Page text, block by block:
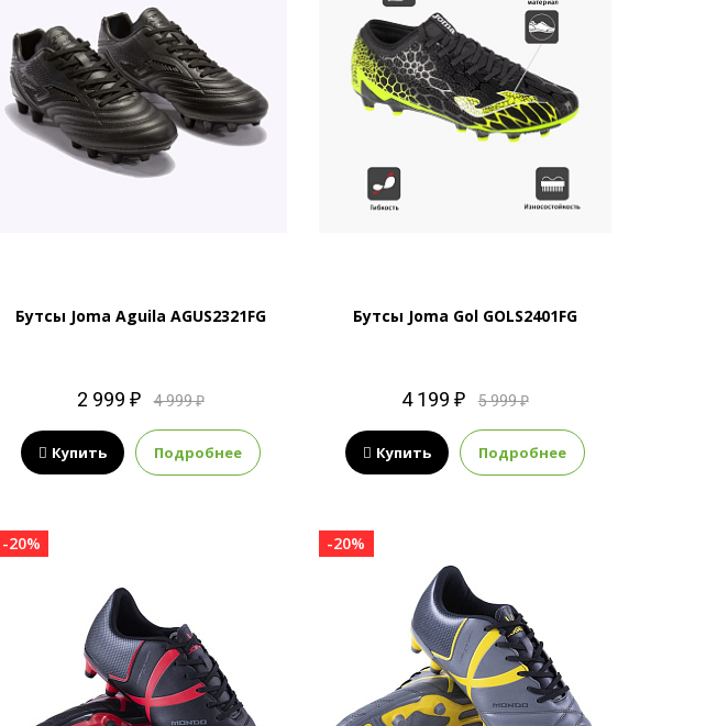
Бутсы Joma Aguila AGUS2321FG
2 999 ₽ 4 999 ₽
Купить Подробнее
Бутсы Joma Gol GOLS2401FG
4 199 ₽ 5 999 ₽
Купить Подробнее
-20% -20%